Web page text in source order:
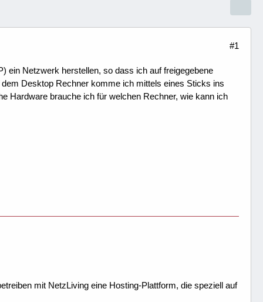
#1
ein Netzwerk herstellen, so dass ich auf freigegebene
Desktop Rechner komme ich mittels eines Sticks ins
Hardware brauche ich für welchen Rechner, wie kann ich
mit NetzLiving eine Hosting-Plattform, die speziell auf